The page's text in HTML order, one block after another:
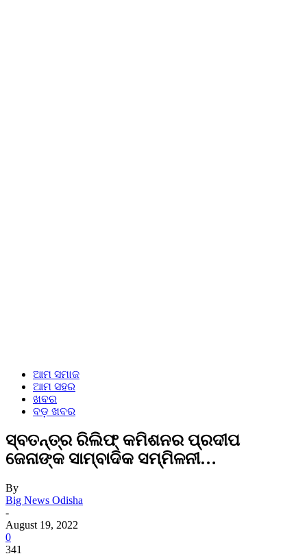
ଆମ ସମାଜ
ଆମ ସହର
ଖବର
ବଡ଼ ଖବର
ସ୍ବତନ୍ତ୍ର ରିଲିଫ୍ କମିଶନର ପ୍ରଦୀପ
ଜେନାଙ୍କ ସାମ୍ବାଦିକ ସମ୍ମିଳନୀ…
By
Big News Odisha
-
August 19, 2022
0
341